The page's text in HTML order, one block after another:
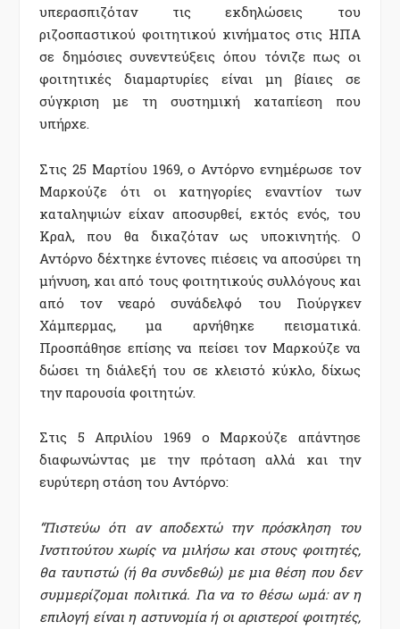
υπερασπιζόταν τις εκδηλώσεις του
ριζοσπαστικού φοιτητικού κινήματος στις ΗΠΑ
σε δημόσιες συνεντεύξεις όπου τόνιζε πως οι
φοιτητικές διαμαρτυρίες είναι μη βίαιες σε
σύγκριση με τη συστημική καταπίεση που
υπήρχε.
Στις 25 Μαρτίου 1969, ο Αντόρνο ενημέρωσε τον
Μαρκούζε ότι οι κατηγορίες εναντίον των
καταληψιών είχαν αποσυρθεί, εκτός ενός, του
Κραλ, που θα δικαζόταν ως υποκινητής. Ο
Αντόρνο δέχτηκε έντονες πιέσεις να αποσύρει τη
μήνυση, και από τους φοιτητικούς συλλόγους και
από τον νεαρό συνάδελφό του Γιούργκεν
Χάμπερμας, μα αρνήθηκε πεισματικά.
Προσπάθησε επίσης να πείσει τον Μαρκούζε να
δώσει τη διάλεξή του σε κλειστό κύκλο, δίχως
την παρουσία φοιτητών.
Στις 5 Απριλίου 1969 ο Μαρκούζε απάντησε
διαφωνώντας με την πρόταση αλλά και την
ευρύτερη στάση του Αντόρνο:
“Πιστεύω ότι αν αποδεχτώ την πρόσκληση του
Ινστιτούτου χωρίς να μιλήσω και στους φοιτητές,
θα ταυτιστώ (ή θα συνδεθώ) με μια θέση που δεν
συμμερίζομαι πολιτικά. Για να το θέσω ωμά: αν η
επιλογή είναι η αστυνομία ή οι αριστεροί φοιτητές,